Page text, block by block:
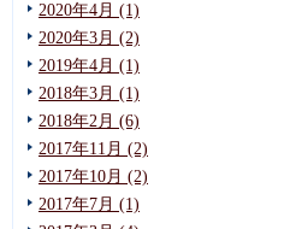
2020年4月 (1)
2020年3月 (2)
2019年4月 (1)
2018年3月 (1)
2018年2月 (6)
2017年11月 (2)
2017年10月 (2)
2017年7月 (1)